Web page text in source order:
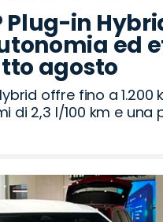
Plug-in
ed
agosto
offre fino a
di 2,3 l/100 km e una